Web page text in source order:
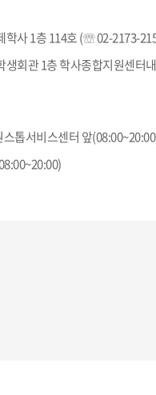
학사 1층 114호 (☏ 02-2173-
생회관 1층 학사종합지원센터
톱서비스센터 앞